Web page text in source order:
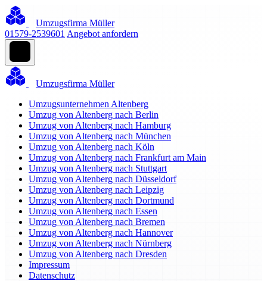
Umzugsfirma Müller
01579-2539601 Angebot anfordern
Umzugsfirma Müller
Umzugsunternehmen Altenberg
Umzug von Altenberg nach Berlin
Umzug von Altenberg nach Hamburg
Umzug von Altenberg nach München
Umzug von Altenberg nach Köln
Umzug von Altenberg nach Frankfurt am Main
Umzug von Altenberg nach Stuttgart
Umzug von Altenberg nach Düsseldorf
Umzug von Altenberg nach Leipzig
Umzug von Altenberg nach Dortmund
Umzug von Altenberg nach Essen
Umzug von Altenberg nach Bremen
Umzug von Altenberg nach Hannover
Umzug von Altenberg nach Nürnberg
Umzug von Altenberg nach Dresden
Impressum
Datenschutz